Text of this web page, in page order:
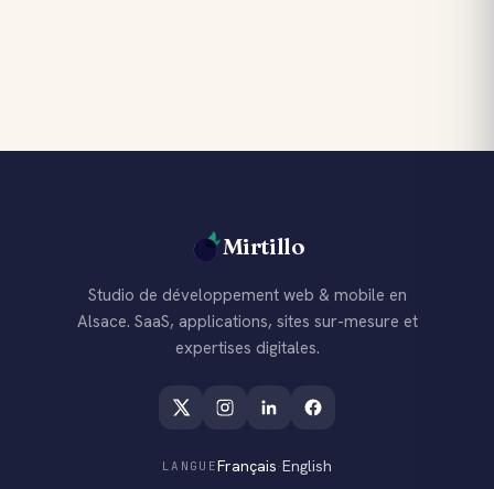
Mirtillo
Studio de développement web & mobile en
Alsace. SaaS, applications, sites sur-mesure et
expertises digitales.
LANGUEFrançais·English